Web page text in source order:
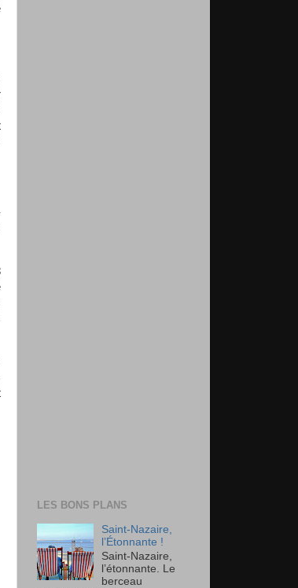
LES BONS PLANS
Saint-Nazaire,
l’Étonnante !
Saint-Nazaire,
l’étonnante. Le
berceau